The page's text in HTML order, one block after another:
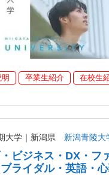
卒業生紹介 在校生
大学｜新潟県 新潟青陵大
ビジネス・DX・フ
ライダル・英語・心